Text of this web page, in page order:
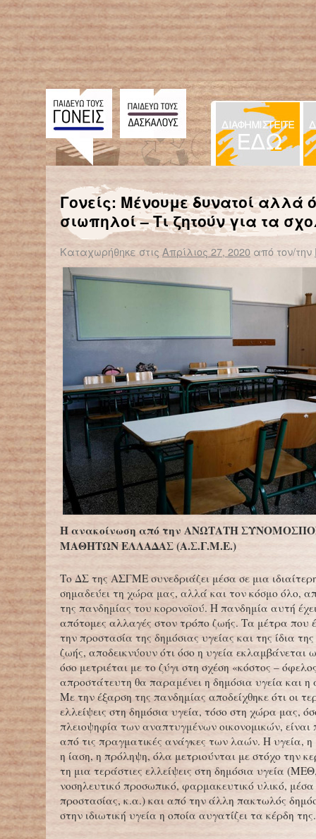
Γονείς: Μένουμε δυνατοί αλλά
σιωπηλοί – Τι ζητούν για τα
Καταχωρήθηκε στιςΑπρίλιος 27, 2020 από τον/την
Η ανακοίνωση από την AΝΩΤΑΤΗ
ΜΑΘΗΤΩΝ ΕΛΛΑΔΑΣ (Α.Σ.Γ.Μ.Ε.)
Το ΔΣ της ΑΣΓΜΕ συνεδριάζει μέσα σε μια
σημαδεύει τη χώρα μας, αλλά και τον κόσμο όλο,
της πανδημίας του κορονοϊού. Η πανδημία αυτή
απότομες αλλαγές στον τρόπο ζωής. Τα μέτρα που
την προστασία της δημόσιας υγείας και της ίδια
ζωής, αποδεικνύουν ότι όσο η υγεία εκλαμβάνεται
όσο μετριέται με το ζύγι στη σχέση «κόστος –
απροστάτευτη θα παραμένει η δημόσια υγεία και η
Με την έξαρση της πανδημίας αποδείχθηκε ότι οι
ελλείψεις στη δημόσια υγεία, τόσο στη χώρα μας,
πλειοψηφία των αναπτυγμένων οικονομικών,
από τις πραγματικές ανάγκες των λαών. Η υγεία, η
η ίαση, η πρόληψη, όλα μετριούνται με στόχο την
τη μια τεράστιες ελλείψεις στη δημόσια υγεία
νοσηλευτικό προσωπικό, φαρμακευτικό υλικό, μέσα
προστασίας, κ.α.) και από την άλλη πακτωλός
στην ιδιωτική υγεία η οποία αυγατίζει τα κέρδη της.